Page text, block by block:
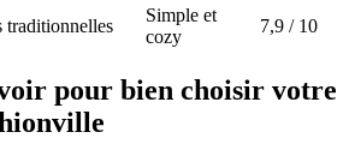
traditionnelles
Simple et
cozy
7,9 / 10
pour bien choisir votre